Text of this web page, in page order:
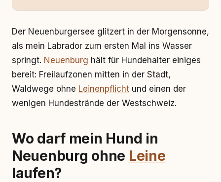
Der Neuenburgersee glitzert in der Morgensonne,
als mein Labrador zum ersten Mal ins Wasser
springt. Neuenburg hält für Hundehalter einiges
bereit: Freilaufzonen mitten in der Stadt,
Waldwege ohne Leinenpflicht und einen der
wenigen Hundestrände der Westschweiz.
Wo darf mein Hund in
Neuenburg ohne Leine
laufen?